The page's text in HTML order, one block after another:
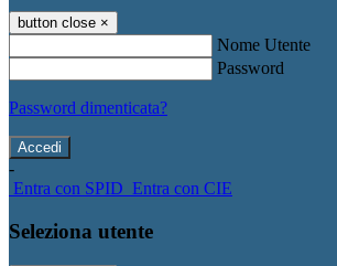
button close ×
Nome Utente
Password
Password dimenticata?
-
Entra con SPID Entra con CIE
Seleziona utente